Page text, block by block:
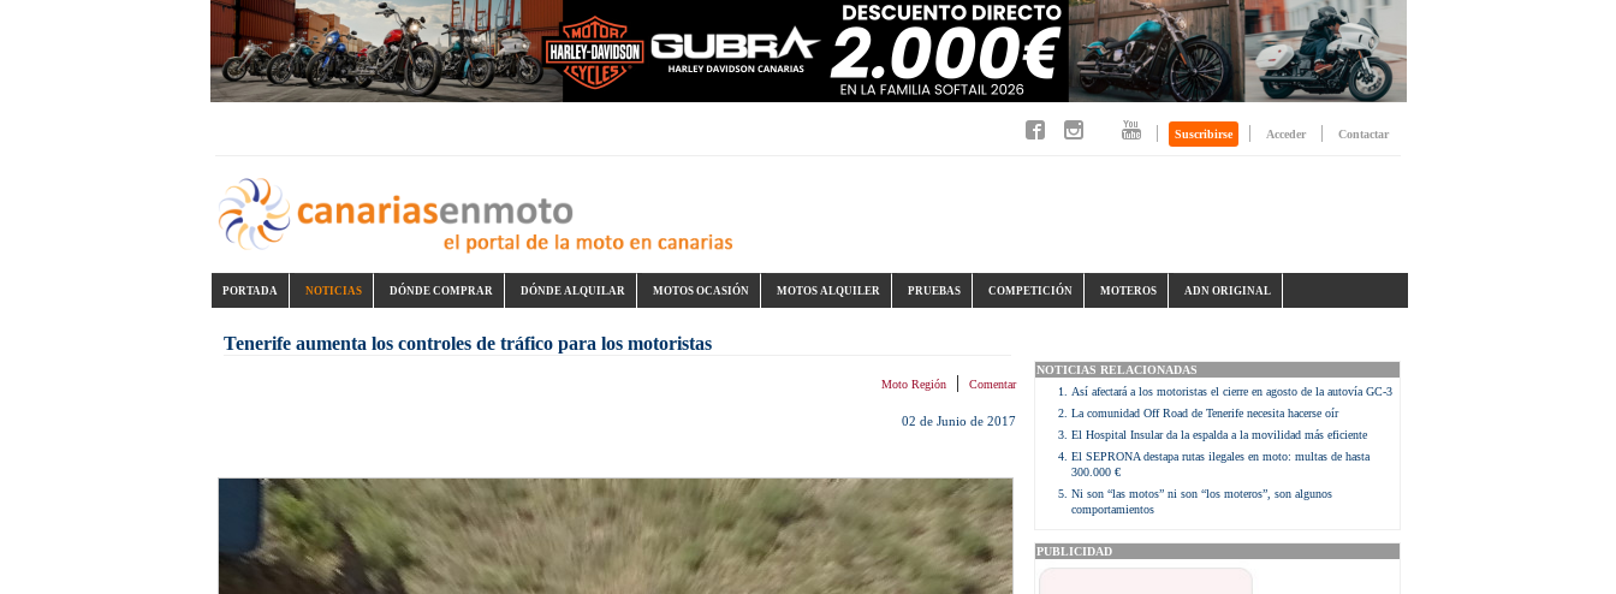
| Suscribirse | Acceder| Contactar
PORTADA NOTICIAS DÓNDE COMPRAR DÓNDE ALQUILAR MOTOS OCASIÓN MOTOS ALQUILER PRUEBAS COMPETICIÓN MOTEROS ADN ORIGINAL
Tenerife aumenta los controles de tráfico para los motoristas
Moto Región| Comentar
02 de Junio de 2017
NOTICIAS RELACIONADAS
Así afectará a los motoristas el cierre en agosto de la autovía GC-3
La comunidad Off Road de Tenerife necesita hacerse oír
El Hospital Insular da la espalda a la movilidad más eficiente
El SEPRONA destapa rutas ilegales en moto: multas de hasta
300.000 €
Ni son “las motos” ni son “los moteros”, son algunos
comportamientos
PUBLICIDAD